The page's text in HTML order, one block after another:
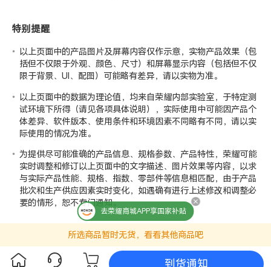
去荣耀商城APP享国家补贴
特别提醒
以上页面中的产品图片及屏幕内容仅作示意，实物产品效果（包
括但不仅限于外观、颜色、尺寸）和屏幕显示内容（包括但不仅
限于背景、UI、配图）可能略有差异，请以实物为准。
以上页面中的数据为理论值，均来自荣耀内部实验室，于特定测
试环境下所得（请见各项具体说明），实际使用中可能因产品个
体差异、软件版本、使用条件和环境因素不同略有不同，请以实
际使用的情况为准。
为提供尽可能准确的产品信息、规格参数、产品特性，荣耀可能
实时调整和修订以上页面中的文字描述、图片效果等内容，以求
与实际产品性能、规格、指数、零部件等信息相匹配，由于产品
批次和生产供应因素实时变化，如遇确有进行上述修改和调整必
要的情形，恕不专门通知。
所选商品暂时无货，看看其他商品吧
到货通知